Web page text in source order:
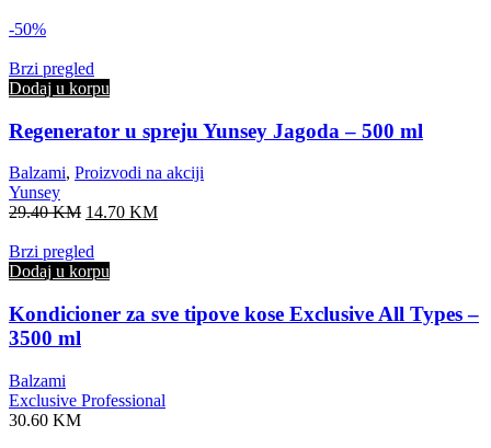
-50%
Brzi pregled
Dodaj u korpu
Regenerator u spreju Yunsey Jagoda – 500 ml
Balzami, Proizvodi na akciji
Yunsey
29.40KM Original
was:
29.40 KM.
14.70 KMCurrent
Brzi pregled
Dodaj u korpu
Kondicioner za sve tipove kose Exclusive All Types –
3500 ml
Balzami
Exclusive Professional
30.60 KM